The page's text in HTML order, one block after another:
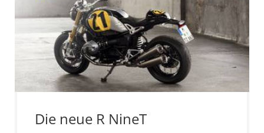
Die neue R NineT